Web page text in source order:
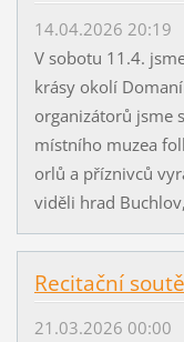
14.04.2026 20:19
V sobotu 11.4.
krásy okolí
organizátorů jsme
místního muzea
orlů a příznivců
viděli hrad
Recitační
21.03.2026 00:00